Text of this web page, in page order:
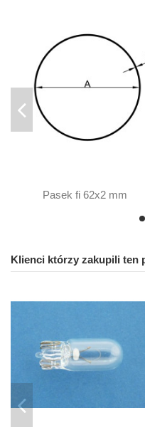
Pasek fi 62x2 mm
Klienci którzy zakupili ten